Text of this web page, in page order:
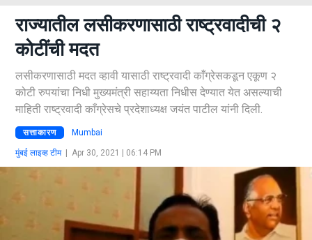
राज्यातील लसीकरणासाठी राष्ट्रवादीची २
कोटींची मदत
लसीकरणासाठी मदत व्हावी यासाठी राष्ट्रवादी काँग्रेसकडून एकूण २
कोटी रुपयांचा निधी मुख्यमंत्री सहाय्यता निधीस देण्यात येत असल्याची
माहिती राष्ट्रवादी काँग्रेसचे प्रदेशाध्यक्ष जयंत पाटील यांनी दिली.
सत्ताकारण Mumbai
मुंबई लाइव्ह टीम| Apr 30, 2021 | 06:14 PM